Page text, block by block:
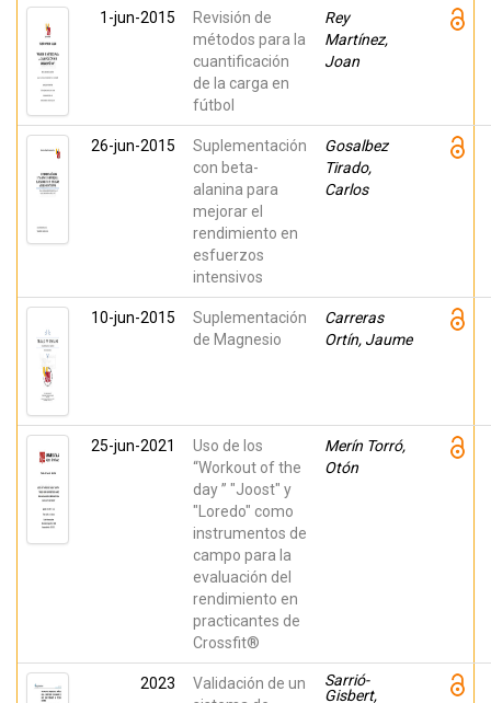
1-jun-2015
Revisión de
métodos para la
cuantificación
de la carga en
fútbol
Rey
Martínez,
Joan
26-jun-2015
Suplementación
con beta-
alanina para
mejorar el
rendimiento en
esfuerzos
intensivos
Gosalbez
Tirado,
Carlos
10-jun-2015
Suplementación
de Magnesio
Carreras
Ortín, Jaume
25-jun-2021
Uso de los
“Workout of the
day ” "Joost" y
"Loredo" como
instrumentos de
campo para la
evaluación del
rendimiento en
practicantes de
Crossfit®
Merín Torró,
Otón
2023
Validación de un
Sarrió-
Gisbert,